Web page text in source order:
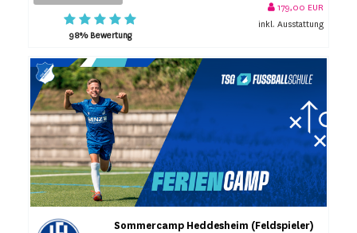
98% Bewertung
179,00 EUR
inkl. Ausstattung
Sommercamp Heddesheim (Feldspieler)